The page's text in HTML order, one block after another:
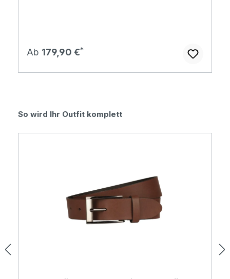
Regulärer Preis:
Ab 179,90 €
Produktgalerie überspringen
So wird Ihr Outfit komplett